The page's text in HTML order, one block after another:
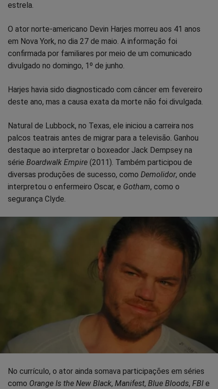
FacebookWhatsappTwitterMessengerTelegram
estrela.
O ator norte-americano Devin Harjes morreu aos 41 anos
em Nova York, no dia 27 de maio. A informação foi
confirmada por familiares por meio de um comunicado
divulgado no domingo, 1º de junho.
Harjes havia sido diagnosticado com câncer em fevereiro
deste ano, mas a causa exata da morte não foi divulgada.
Natural de Lubbock, no Texas, ele iniciou a carreira nos
palcos teatrais antes de migrar para a televisão. Ganhou
destaque ao interpretar o boxeador Jack Dempsey na
série Boardwalk Empire (2011). Também participou de
diversas produções de sucesso, como Demolidor, onde
interpretou o enfermeiro Oscar, e Gotham, como o
segurança Clyde.
No currículo, o ator ainda somava participações em séries
como Orange Is the New Black, Manifest, Blue Bloods, FBI e